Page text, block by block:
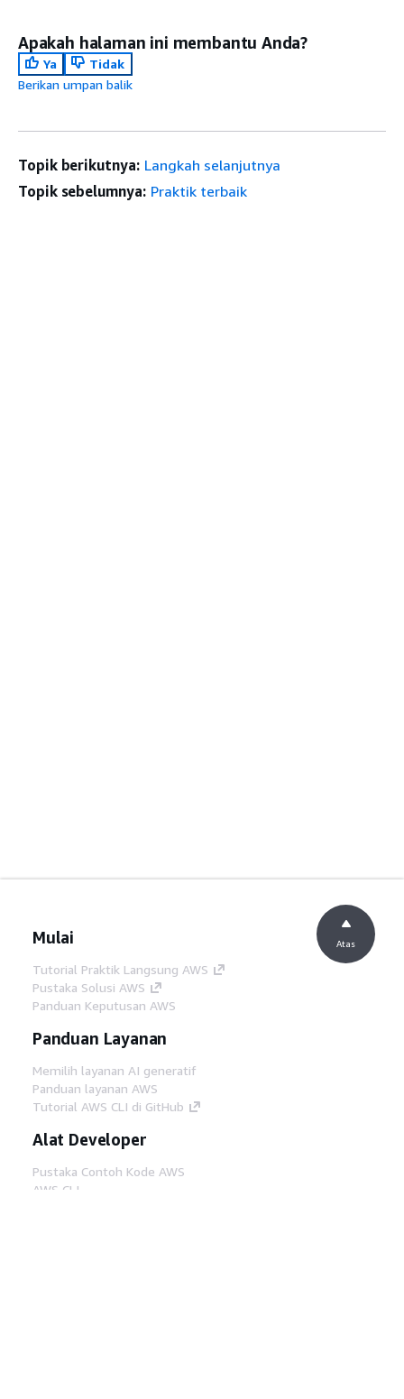
Apakah halaman ini membantu Anda?
Ya
Tidak
Berikan umpan balik
Topik berikutnya: Langkah selanjutnya
Topik sebelumnya: Praktik terbaik
Mulai
Tutorial Praktik Langsung AWS
Pustaka Solusi AWS
Panduan Keputusan AWS
Panduan Layanan
Memilih layanan AI generatif
Panduan layanan AWS
Tutorial AWS CLI di GitHub
Alat Developer
Pustaka Contoh Kode AWS
AWS CLI
Atas